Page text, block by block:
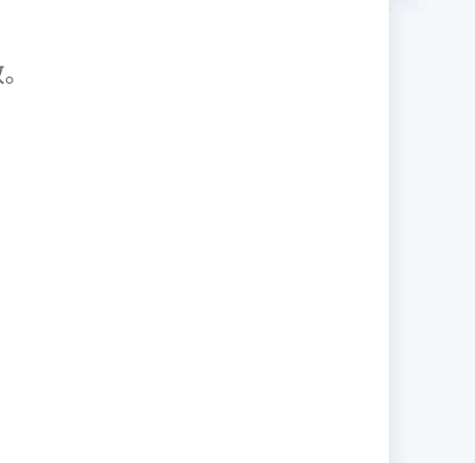
教。
。